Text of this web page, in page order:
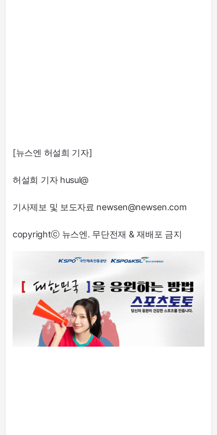
[뉴스엔 허설희 기자]
허설희 기자 husul@
기사제보 및 보도자료 newsen@newsen.com
copyrightⓒ 뉴스엔. 무단전재 & 재배포 금지